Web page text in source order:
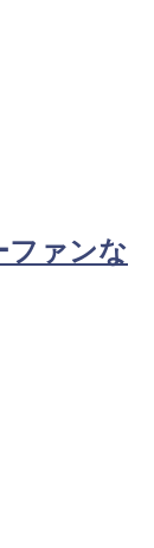
ファンな